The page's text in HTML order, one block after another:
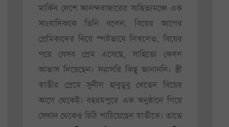
মার্কিন দেশে আনন্দবাজারের সাহিত্যমঞ্চে এক
সাংবাদিককে তিনি বলেন, বিয়ের আগের
প্রেমিকাদের নিয়ে স্পষ্টভাবে লিখলেও, বিয়ের
পরে যেসব প্রেম এসেছে, সাহিত্যে কেবল
আভাস দিয়েছেন। সরাসরি কিছু জানাননি। স্ত্রী
স্বাতীর প্রেমে সুনীল হাবুডুবু খেতেন বিয়ের
আগে থেকেই। বহরমপুরে এক অনুষ্ঠানে গিয়ে
সেখান থেকেও চিঠি পাঠিয়েছেন স্বাতীকে। তাতে